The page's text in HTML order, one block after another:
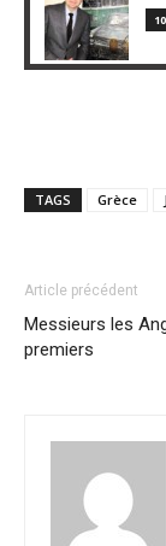
TAGS Grèce
Article précédent
Messieurs les
premiers